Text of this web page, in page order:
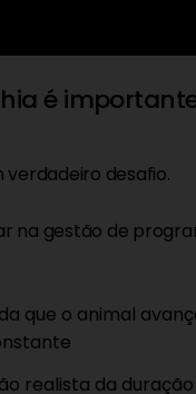
é
desafio.
na gestão de
que o animal
realista da